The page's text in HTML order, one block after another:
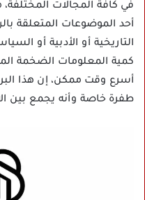
في كافة المجالات
أحد الموضوعات المتعلقة
التاريخية أو الأدبية أو
كمية المعلومات الضخمة
أسرع وقت ممكن، إن هذا
طفرة خاصة وأنه يجمع بين